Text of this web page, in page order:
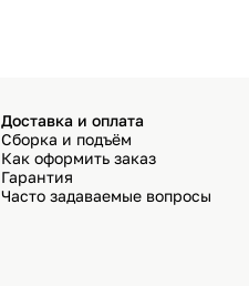
Доставка и оплата
Сборка и подъём
Как оформить заказ
Гарантия
Часто задаваемые вопросы